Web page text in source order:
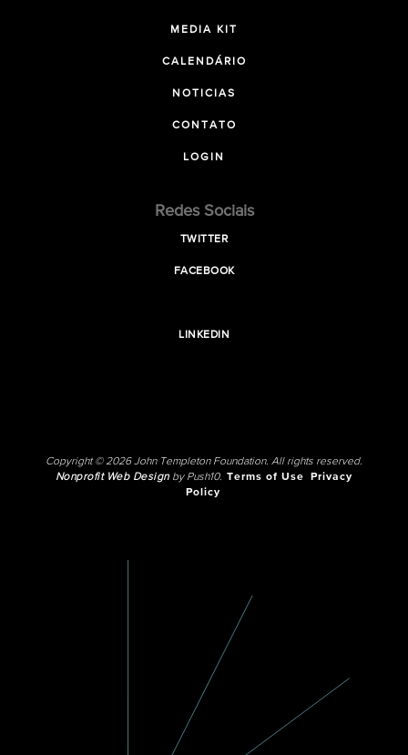
MEDIA KIT
CALENDÁRIO
NOTICIAS
CONTATO
LOGIN
Redes Sociais
TWITTER
FACEBOOK
LINKEDIN
Copyright © 2026 John Templeton Foundation. All rights reserved.
Nonprofit Web Designby Push10. Terms of Use
Privacy
Policy